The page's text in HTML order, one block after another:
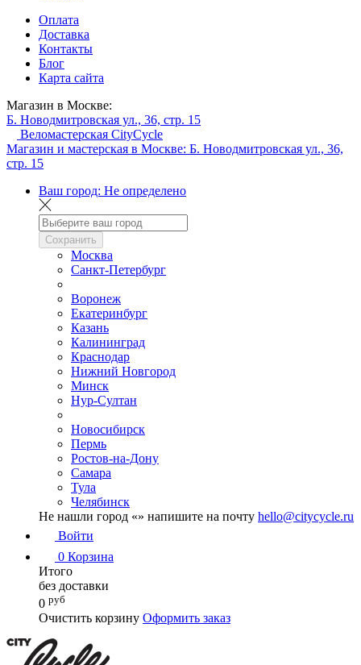
Оплата
Доставка
Контакты
Блог
Карта сайта
Магазин в Москве:
Б. Новодмитровская ул., 36, стр. 15
Веломастерская CityCycle
Магазин и мастерская в Москве: Б. Новодмитровская ул., 36,
стр. 15
Ваш город: Не определено
Сохранить
Москва
Санкт-Петербург
Воронеж
Екатеринбург
Казань
Калининград
Краснодар
Нижний Новгород
Минск
Нур-Султан
Новосибирск
Пермь
Ростов-на-Дону
Самара
Тула
Челябинск
Не нашли город «» напишите на почту hello@citycycle.ru
Войти
0 Корзина
Итого
без доставки
0 руб
Очистить корзину Оформить заказ